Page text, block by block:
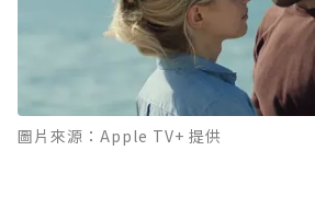
圖片來源：Apple TV+ 提供